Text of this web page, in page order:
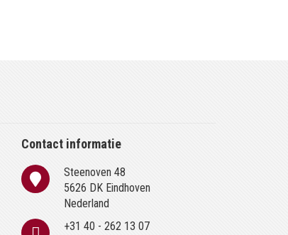
Contact informatie
Steenoven 48
5626 DK Eindhoven
Nederland
+31 40 - 262 13 07